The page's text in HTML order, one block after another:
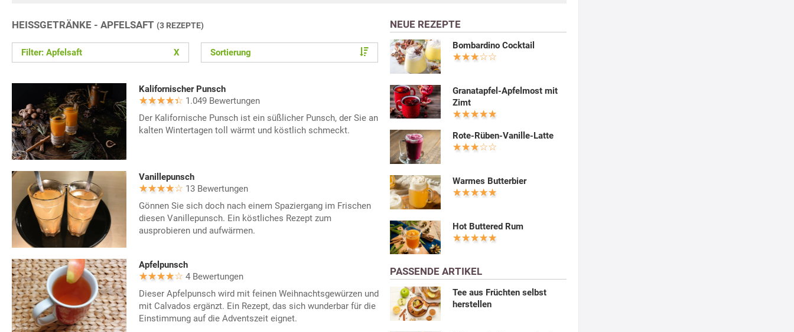
HEISSGETRÄNKE - APFELSAFT (3 REZEPTE)
Filter: Apfelsaft X Sortierung
Kalifornischer Punsch
1.049 Bewertungen
Der Kalifornische Punsch ist ein süßlicher Punsch, der Sie an
kalten Wintertagen toll wärmt und köstlich schmeckt.
Vanillepunsch
13 Bewertungen
Gönnen Sie sich doch nach einem Spaziergang im Frischen
diesen Vanillepunsch. Ein köstliches Rezept zum
ausprobieren und aufwärmen.
Apfelpunsch
4 Bewertungen
Dieser Apfelpunsch wird mit feinen Weihnachtsgewürzen und
mit Calvados ergänzt. Ein Rezept, das sich wunderbar für die
Einstimmung auf die Adventszeit eignet.
NEUE REZEPTE
Bombardino Cocktail
Granatapfel-Apfelmost mit
Zimt
Rote-Rüben-Vanille-Latte
Warmes Butterbier
Hot Buttered Rum
PASSENDE ARTIKEL
Tee aus Früchten selbst
herstellen